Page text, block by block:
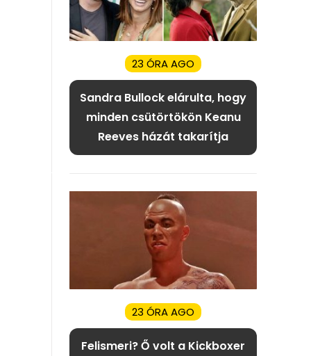
23 ÓRA AGO
Sandra Bullock elárulta, hogy
minden csütörtökön Keanu
Reeves házát takarítja
23 ÓRA AGO
Felismeri? Ő volt a Kickboxer